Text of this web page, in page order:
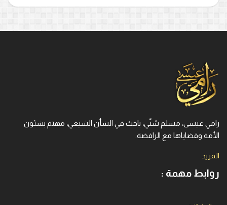
رامي عيسى، مسلم سُنّي، باحث في الشأن الشيعي، مهتم بشئون
الأمة وقضاياها مع الرافضة.
المزيد
روابط مهمة :